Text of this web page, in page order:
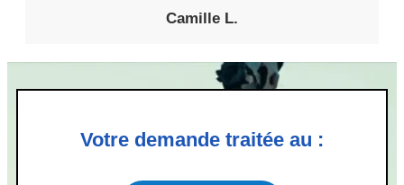
Camille L.
Votre demande traitée au :